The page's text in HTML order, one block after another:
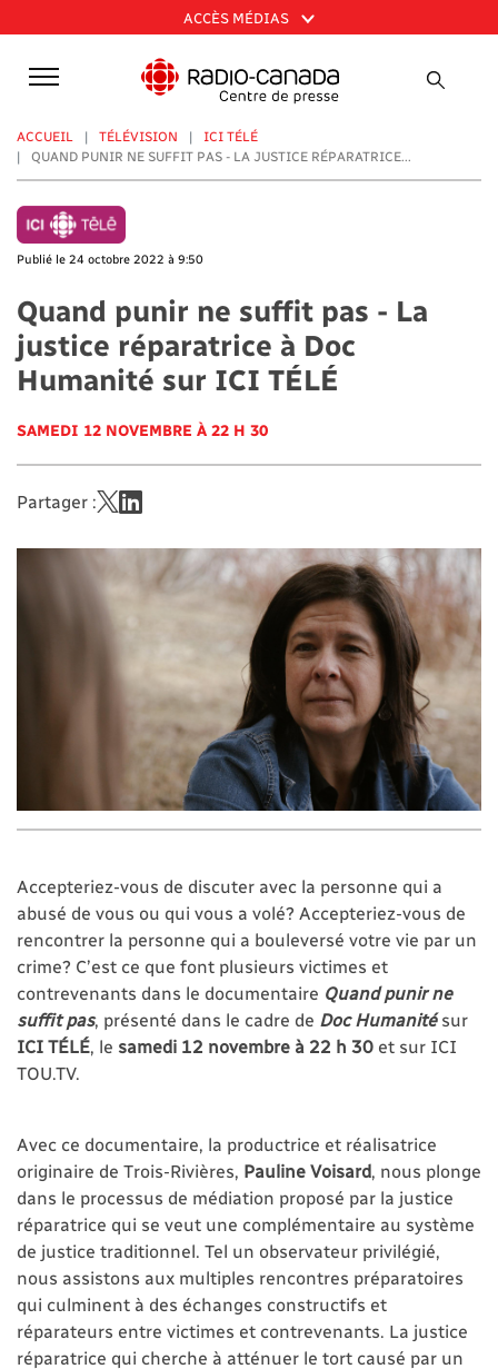
au
contenu
principal
ACCÈS MÉDIAS
ACCUEIL TÉLÉVISION
ICI TÉLÉ
QUAND PUNIR NE SUFFIT PAS - LA JUSTICE RÉPARATRICE...
Publié le 24 octobre 2022 à 9:50
Quand punir ne suffit pas - La
justice réparatrice à Doc
Humanité sur ICI TÉLÉ
SAMEDI 12 NOVEMBRE À 22 H 30
Partager :
Accepteriez-vous de discuter avec la personne qui a
abusé de vous ou qui vous a volé? Accepteriez-vous de
rencontrer la personne qui a bouleversé votre vie par un
crime? C’est ce que font plusieurs victimes et
contrevenants dans le documentaire Quand punir ne
suffit pas, présenté dans le cadre de Doc Humanitésur
ICI TÉLÉ , le samedi 12 novembre à 22 h 30 et sur ICI
TOU.TV.
Avec ce documentaire, la productrice et réalisatrice
originaire de Trois-Rivières, Pauline Voisard , nous plonge
dans le processus de médiation proposé par la justice
réparatrice qui se veut une complémentaire au système
de justice traditionnel. Tel un observateur privilégié,
nous assistons aux multiples rencontres préparatoires
qui culminent à des échanges constructifs et
réparateurs entre victimes et contrevenants. La justice
réparatrice qui cherche à atténuer le tort causé par un